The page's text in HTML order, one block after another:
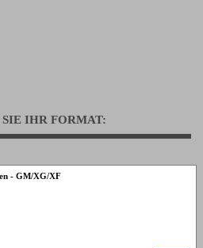
IHR FORMAT:
- GM/XG/XF